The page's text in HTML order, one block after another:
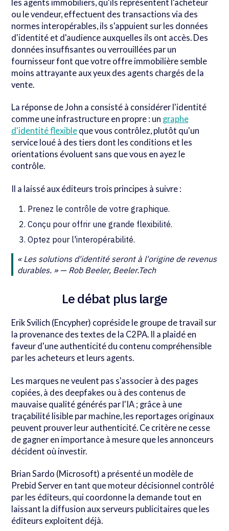
les agents immobiliers, qu'ils représentent l'acheteur
ou le vendeur, effectuent des transactions via des
normes interopérables, ils s'appuient sur les données
d'identité et d'audience auxquelles ils ont accès. Des
données insuffisantes ou verrouillées par un
fournisseur font que votre offre immobilière semble
moins attrayante aux yeux des agents chargés de la
vente.
La réponse de John a consisté à considérer l'identité
comme une infrastructure en propre : un graphe
d'identité flexibleque vous contrôlez, plutôt qu'un
service loué à des tiers dont les conditions et les
orientations évoluent sans que vous en ayez le
contrôle.
Il a laissé aux éditeurs trois principes à suivre :
Prenez le contrôle de votre graphique.
Conçu pour offrir une grande flexibilité.
Optez pour l'interopérabilité.
« Les solutions d'identité seront à l'origine de revenus
durables. » — Rob Beeler, Beeler.Tech
Le débat plus large
Erik Svilich (Encypher) copréside le groupe de travail sur
la provenance des textes de la C2PA. Il a plaidé en
faveur d'une authenticité du contenu compréhensible
par les acheteurs et leurs agents.
Les marques ne veulent pas s'associer à des pages
copiées, à des deepfakes ou à des contenus de
mauvaise qualité générés par l'IA ; grâce à une
traçabilité lisible par machine, les reportages originaux
peuvent prouver leur authenticité. Ce critère ne cesse
de gagner en importance à mesure que les annonceurs
décident où investir.
Brian Sardo (Microsoft) a présenté un modèle de
Prebid Server en tant que moteur décisionnel contrôlé
par les éditeurs, qui coordonne la demande tout en
laissant la diffusion aux serveurs publicitaires que les
éditeurs exploitent déjà.